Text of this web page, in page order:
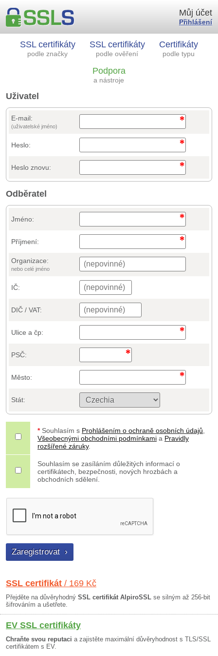
SSL certifikáty
podle značky
SSL certifikáty
podle ověření
Certifikáty
podle typu
Podpora
a nástroje
Můj účet
Přihlášení
Uživatel
E-mail:
(uživatelské jméno)
Heslo:
Heslo znovu:
Odběratel
Jméno:
Příjmení:
Organizace:
nebo celé jméno
IČ:
DIČ / VAT:
Ulice a čp:
PSČ:
Město:
Stát:
* Souhlasím s Prohlášením o ochraně osobních údajů
Všeobecnými obchodními podmínkami a Pravidly
rozšířené záruky.
Souhlasím se zasíláním důležitých informací o
certifikátech, bezpečnosti, nových hrozbách a
obchodních sdělení.
SSL certifikát / 169 Kč
Přejděte na důvěryhodný SSL certifikát AlpiroSSL se silným až 256-bit
šifrováním a ušetřete.
EV SSL certifikáty
Chraňte svou reputaci a zajistěte maximální důvěryhodnost s TLS/SSL
certifikátem s EV.